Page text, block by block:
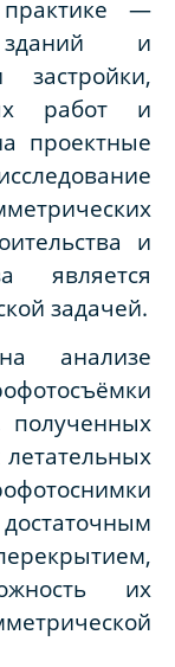
практике —
зданий и
застройки,
работ и
проектные
и
является
задачей.
анализе
их